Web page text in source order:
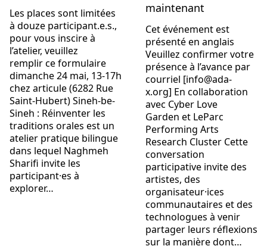
Les places sont limitées
à douze participant.e.s.,
pour vous inscire à
l’atelier, veuillez
remplir ce formulaire
dimanche 24 mai, 13-17h
chez articule (6282 Rue
Saint-Hubert) Sineh-be-
Sineh : Réinventer les
traditions orales est un
atelier pratique bilingue
dans lequel Naghmeh
Sharifi invite les
participant·es à
explorer…
maintenant
Cet événement est
présenté en anglais
Veuillez confirmer votre
présence à l’avance par
courriel [info@ada-
x.org] En collaboration
avec Cyber Love
Garden et LeParc
Performing Arts
Research Cluster Cette
conversation
participative invite des
artistes, des
organisateur·ices
communautaires et des
technologues à venir
partager leurs réflexions
sur la manière dont…